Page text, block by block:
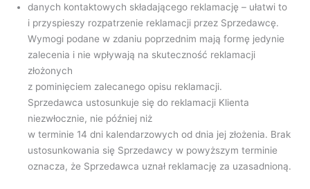
danych kontaktowych składającego reklamację – ułatwi to
i przyspieszy rozpatrzenie reklamacji przez Sprzedawcę.
Wymogi podane w zdaniu poprzednim mają formę jedynie
zalecenia i nie wpływają na skuteczność reklamacji
złożonych
z pominięciem zalecanego opisu reklamacji.
Sprzedawca ustosunkuje się do reklamacji Klienta
niezwłocznie, nie później niż
w terminie 14 dni kalendarzowych od dnia jej złożenia. Brak
ustosunkowania się Sprzedawcy w powyższym terminie
oznacza, że Sprzedawca uznał reklamację za uzasadnioną.